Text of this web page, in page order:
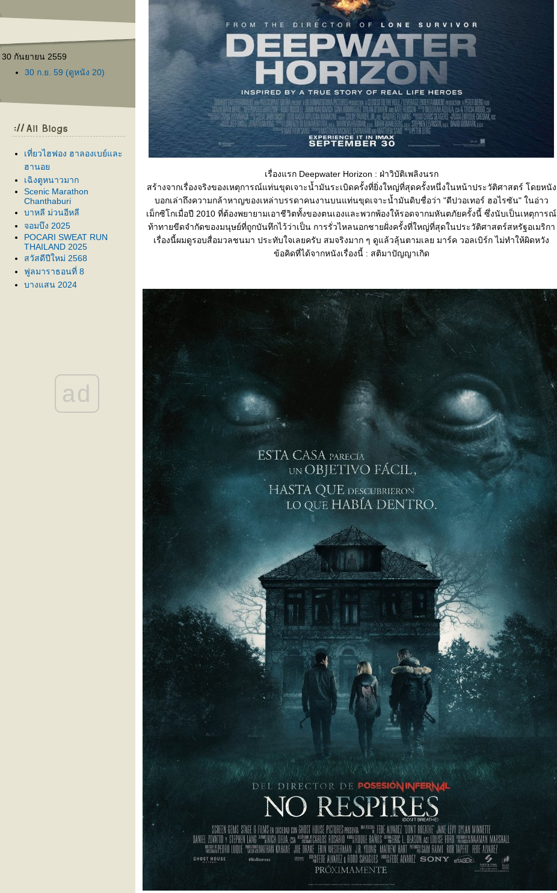
30 กันยายน 2559
30 ก.ย. 59 (ดูหนัง 20)
เที่ยวไฮฟอง ฮาลองเบย์และ
ฮานอ
เฉิงตูหนาวมาก
Scenic Marathon
Chanthaburi
บาหลี ม่วนอีหลี
จอมบึง 2025
POCARI SWEAT RUN
THAILAND 2025
สวัสดีปีใหม่ 2568
ฟูลมาราธอนที่ 8
บางแสน 2024
บางแสนแสนสุข
ครั้งแรกเวียดนาม
Bangsaen42Kad
เรื่องแรก Deepwater Horizon : ฝ่าวิบัติเพลิงนรก
สร้างจากเรื่องจริงของเหตุการณ์แท่นขุดเจาะน้ำมันระเบิดครั้งที่ยิ่งใหญ่ที่สุดครั้งหนึ่งในหน้าประวัติศาสตร์ โดยหนัง
บอกเล่าถึงความกล้าหาญของเหล่าบรรดาคนงานบนแท่นขุดเจาะน้ำมันดิบชื่อว่า "ดีปวอเทอร์ ฮอไรซัน" ในอ่าว
เม็กซิโกเมื่อปี 2010 ที่ต้องพยายามเอาชีวิตทั้งของตนเองและพวกพ้องให้รอดจากมหันตภัยครั้งนี้ ซึ่งนับเป็นเหตุการณ์
ท้าทายขีดจำกัดของมนุษย์ที่ถูกบันทึกไว้ว่าเป็น การรั่วไหลนอกชายฝั่งครั้งที่ใหญ่ที่สุดในประวัติศาสตร์สหรัฐอเมริกา
เรื่องนี้ผมดูรอบสื่อมวลชนมา ประทับใจเลยครับ สมจริงมาก ๆ ดูแล้วลุ้นตามเลย มาร์ค วอลเบิร์ก ไม่ทำให้ผิดหวัง
ข้อคิดที่ได้จากหนังเรื่องนี้ : สติมาปัญญาเกิด